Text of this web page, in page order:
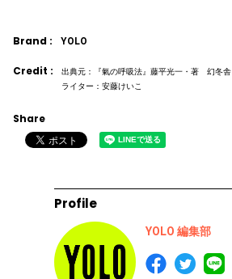
Brand : YOLO
Credit :
出典元：『氣の呼吸法』藤平光一・著 幻冬舎
ライター：安藤けいこ
Share
Profile
YOLO 編集部